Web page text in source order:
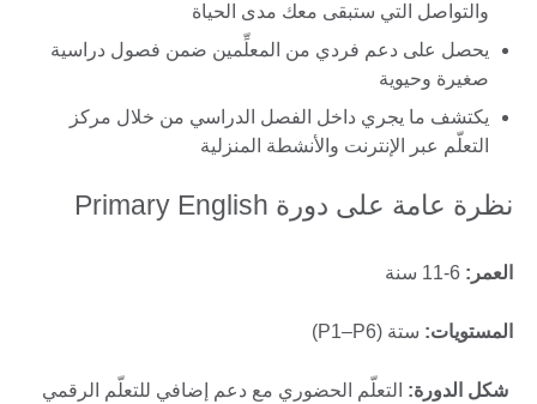
والتواصل التي ستبقى معك مدى الحياة
يحصل على دعم فردي من المعلِّمين ضمن فصول دراسية
صغيرة وحيوية
يكتشف ما يجري داخل الفصل الدراسي من خلال مركز
التعلّم عبر الإنترنت والأنشطة المنزلية
نظرة عامة على دورة Primary English
العمر:
المستويات: ستة (P1–P6)
شكل الدورة: التعلّم الحضوري مع دعم إضافي للتعلّم الرقمي